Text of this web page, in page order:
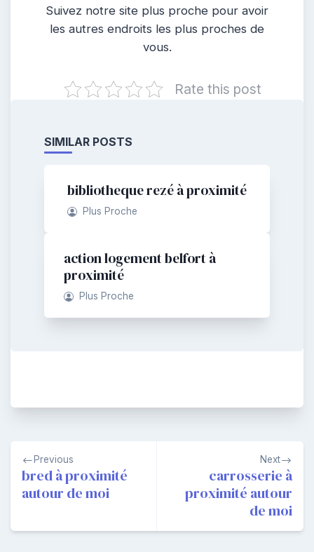
Suivez notre site plus proche pour avoir
les autres endroits les plus proches de
vous.
Rate this post
SIMILAR POSTS
bibliotheque rezé à proximité
Plus Proche
action logement belfort à
proximité
Plus Proche
Navigation
de
l’article
Previous
bred à proximité
autour de moi
Next
carrosserie à
proximité autour
de moi